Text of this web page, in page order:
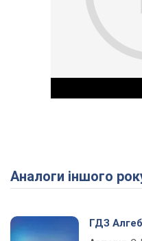
Аналоги іншого
ГДЗ